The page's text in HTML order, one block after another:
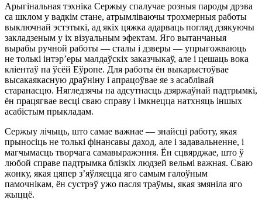
Арыгінальная тэхніка Сержыу спалучае розныя пароды дрэва
са шклом у вадкім стане, атрымліваючы трохмерныя работы
выключнай эстэтыкі, ад якіх цяжка адарваць погляд дзякуючы
закладзеным у іх візуальным эфектам. Яго вытанчаныя
вырабы ручной работы — сталы і дзверы — упрыгожваюць
не толькі інтэр’еры малдаўскіх заказчыкаў, але і цешаць вока
кліентаў па ўсёй Еўропе. Для работы ён выкарыстоўвае
высакаякасную драўніну і апрацоўвае яе з асаблівай
старанасцю. Нягледзячы на адсутнасць дзяржаўнай падтрымкі,
ён працягвае весці сваю справу і імкнецца натхняць іншых
асабістым прыкладам.
Сержыу лічыць, што самае важнае — знайсці работу, якая
прыносіць не толькі фінансавы даход, але і задавальненне, і
магчымасць творчага самавыражэння. Ён сцвярджае, што ў
любой справе падтрымка блізкіх людзей вельмі важная. Сваю
жонку, якая цяпер з’яўляецца яго самым галоўным
памочнікам, ён сустрэў ужо пасля траўмы, якая змяніла яго
жыццё.